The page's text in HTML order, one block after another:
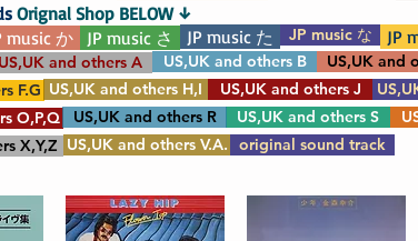
music か JP music さ JP music た JP music な JP
US,UK and others A US,UK and others B US,UK and
F.G US,UK and others H,I US,UK and others J
O,P,Q
US,UK and others S
US,UK and others R
X,Y,Z US,UK and others V.A. original sound track
Orignal Shop BELOW ↓